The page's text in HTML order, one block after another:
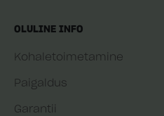
OLULINE INFO
Kohaletoimetamine
Paigaldus
Garantii